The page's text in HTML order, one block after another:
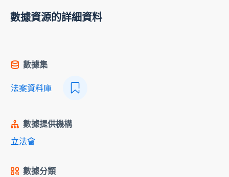
數據資源的詳細資料
數據集
法案資料庫
數據提供機構
立法會
數據分類